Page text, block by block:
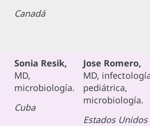
Canadá
Sonia Resik,
MD,
microbiología.
Cuba
Jose Romero,
MD,
pediátrica,
microbiología.
Estados Unidos